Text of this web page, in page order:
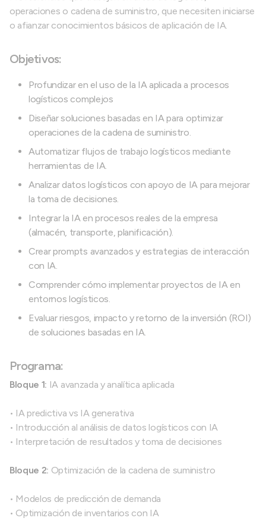
operaciones o cadena de suministro, que necesiten iniciarse
o afianzar conocimientos básicos de aplicación de IA.
Objetivos:
Profundizar en el uso de la IA aplicada a procesos
logísticos complejos
Diseñar soluciones basadas en IA para optimizar
operaciones de la cadena de suministro.
Automatizar flujos de trabajo logísticos mediante
herramientas de IA.
Analizar datos logísticos con apoyo de IA para mejorar
la toma de decisiones.
Integrar la IA en procesos reales de la empresa
(almacén, transporte, planificación).
Crear prompts avanzados y estrategias de interacción
con IA.
Comprender cómo implementar proyectos de IA en
entornos logísticos.
Evaluar riesgos, impacto y retorno de la inversión (ROI)
de soluciones basadas en IA.
Programa:
Bloque 1: IA avanzada y analítica aplicada
• IA predictiva vs IA generativa
• Introducción al análisis de datos logísticos con IA
• Interpretación de resultados y toma de decisiones
Bloque 2: Optimización de la cadena de suministro
• Modelos de predicción de demanda
• Optimización de inventarios con IA